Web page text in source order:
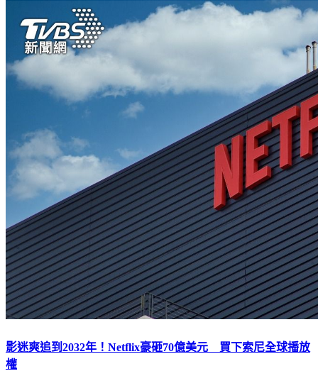
影迷爽追到2032年！Netflix豪砸70億美元 買下索尼全球播放
權